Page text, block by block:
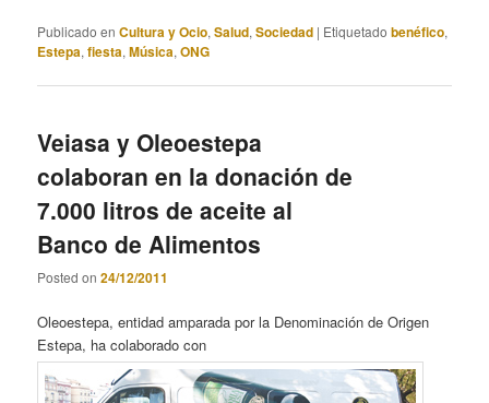
Publicado en Cultura y Ocio,Salud,Sociedad | Etiquetado benéfico,
Estepa,fiesta,Música,ONG
Veiasa y Oleoestepa
colaboran en la donación de
7.000 litros de aceite al
Banco de Alimentos
Posted on24/12/2011
Oleoestepa, entidad amparada por la Denominación de Origen
Estepa, ha colaborado con